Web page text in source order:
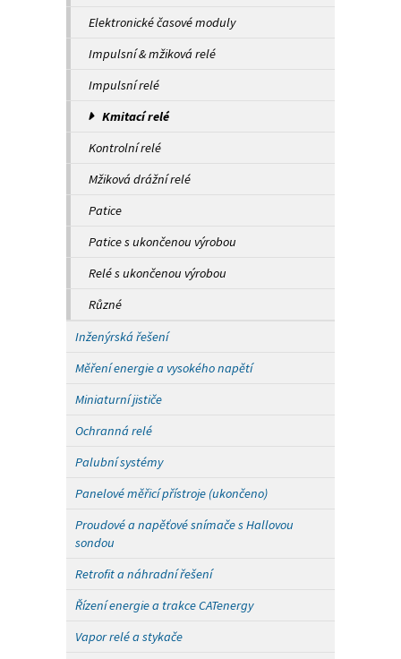
Elektronické časové moduly
Impulsní & mžiková relé
Impulsní relé
Kmitací relé
Kontrolní relé
Mžiková drážní relé
Patice
Patice s ukončenou výrobou
Relé s ukončenou výrobou
Různé
Inženýrská řešení
Měření energie a vysokého napětí
Miniaturní jističe
Ochranná relé
Palubní systémy
Panelové měřicí přístroje (ukončeno)
Proudové a napěťové snímače s Hallovou
sondou
Retrofit a náhradní řešení
Řízení energie a trakce CATenergy
Vapor relé a stykače